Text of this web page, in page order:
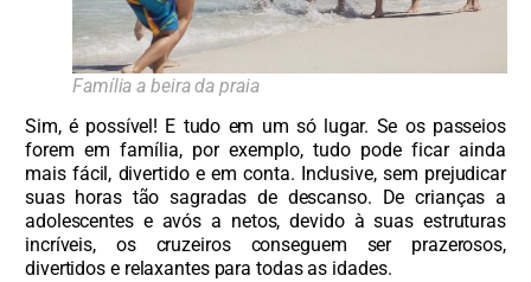
Família a beira da praia
Sim, é possível! E tudo em um só lugar. Se os passeios
forem em família, por exemplo, tudo pode ficar ainda
mais fácil, divertido e em conta. Inclusive, sem prejudicar
suas horas tão sagradas de descanso. De crianças a
adolescentes e avós a netos, devido à suas estruturas
incríveis, os cruzeiros conseguem ser prazerosos,
divertidos e relaxantes para todas as idades.